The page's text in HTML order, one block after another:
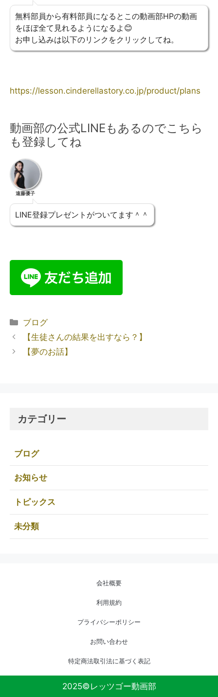
無料部員から有料部員になるとこの動画部HPの動画
をほぼ全て見れるようになるよ😊
お申し込みは以下のリンクをクリックしてね。
https://lesson.cinderellastory.co.jp/product/plans
動画部の公式LINEもあるのでこちら
も登録してね
遠藤優子
LINE登録プレゼントがついてます＾＾
ブログ
【生徒さんの結果を出すなら？】
【夢のお話】
カテゴリー
ブログ
お知らせ
トピックス
未分類
会社概要
利用規約
プライバシーポリシー
お問い合わせ
特定商法取引法に基づく表記
2025©レッツゴー動画部